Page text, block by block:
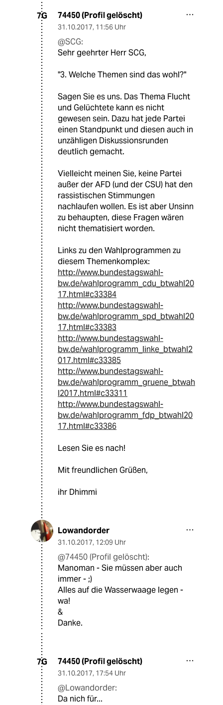
7G 74450 (Profil gelöscht)
31.10.2017, 11:56 Uhr
@SCG:
Sehr geehrter Herr SCG,
"3. Welche Themen sind das wohl?"
Sagen Sie es uns. Das Thema Flucht
und Gelüchtete kann es nicht
gewesen sein. Dazu hat jede Partei
einen Standpunkt und diesen auch in
unzähligen Diskussionsrunden
deutlich gemacht.
Vielleicht meinen Sie, keine Partei
außer der AFD (und der CSU) hat den
rassistischen Stimmungen
nachlaufen wollen. Es ist aber Unsinn
zu behaupten, diese Fragen wären
nicht thematisiert worden.
Links zu den Wahlprogrammen zu
diesem Themenkomplex:
http://www.bundestagswahl-
bw.de/wahlprogramm_cdu_btwahl20
17.html#c33384
http://www.bundestagswahl-
bw.de/wahlprogramm_spd_btwahl20
17.html#c33383
http://www.bundestagswahl-
bw.de/wahlprogramm_linke_btwahl2
017.html#c33385
http://www.bundestagswahl-
bw.de/wahlprogramm_gruene_btwah
l2017.html#c33311
http://www.bundestagswahl-
bw.de/wahlprogramm_fdp_btwahl20
17.html#c33386
Lesen Sie es nach!
Mit freundlichen Grüßen,
ihr Dhimmi
Lowandorder
31.10.2017, 12:09 Uhr
@74450 (Profil gelöscht):
Manoman - Sie müssen aber auch
immer - ;)
Alles auf die Wasserwaage legen -
wa!
&
Danke.
7G 74450 (Profil gelöscht)
31.10.2017, 17:54 Uhr
@Lowandorder:
Da nich für...